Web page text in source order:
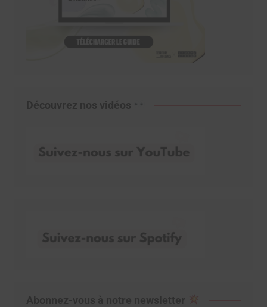
Découvrez nos vidéos
Abonnez-vous à notre newsletter